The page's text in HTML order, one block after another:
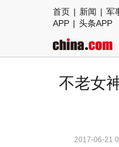
首页 | 新闻 | 军
APP | 头条APP
不老女
2017-06-21